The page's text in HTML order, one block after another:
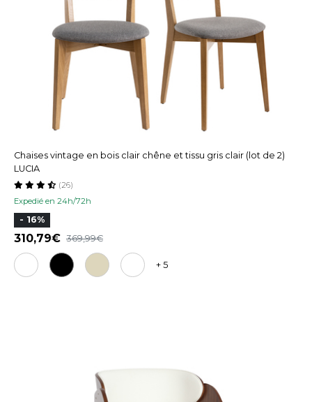
Chaises vintage en bois clair chêne et tissu gris clair (lot de 2)
LUCIA
Expedié en 24h/72h
(26)
- 16%
310,79 369,99
+ 5